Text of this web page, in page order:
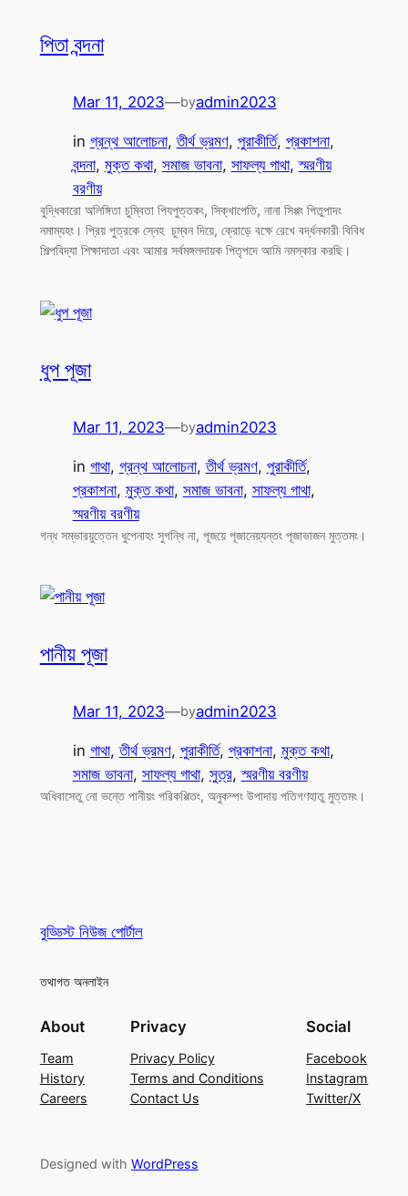
পিতা বন্দনা
Mar 11, 2023—byadmin2023
in গ্রন্থ আলোচনা, তীর্থ ভ্রমণ, পুরাকীর্তি, প্রকাশনা
বন্দনা, মুক্ত কথা, সমাজ ভাবনা, সাফল্য গাথা, স্মরণীয়
বরণীয়
বুদ্ধিকারো অলিঙ্গিতা চুম্বিতা পিযপুত্তকং, সিক্খাপেতি, নানা সিপ্পং পিতুপাদং
নমাম্যহং। প্রিয় পুত্রকে স্নেহ চুম্বন দিয়ে, ক্রোড়ে বক্ষে রেখে বর্দ্ধনকারী বিবিধ
শিল্পবিদ্যা শিক্ষাদাতা এবং আমার সর্বমঙ্গলদায়ক পিতৃপদে আমি নমস্কার করছি।
ধুপ পূজা
Mar 11, 2023—byadmin2023
in গাথা, গ্রন্থ আলোচনা, তীর্থ ভ্রমণ, পুরাকীর্তি
প্রকাশনা, মুক্ত কথা, সমাজ ভাবনা, সাফল্য গাথা
স্মরণীয় বরণীয়
গন্ধ সম্ভারয়ুত্তেন ধুপেনাহং সুগন্ধি না, পূজয়ে পূজানেয়্যন্তং পূজাভাজন মুত্তমং।
পানীয় পূজা
Mar 11, 2023—byadmin2023
in গাথা, তীর্থ ভ্রমণ, পুরাকীর্তি, প্রকাশনা, মুক্ত কথা
সমাজ ভাবনা, সাফল্য গাথা, সুত্র, স্মরণীয় বরণীয়
অধিবাসেতু নো ভন্তে পানীয়ং পরিকপ্পিতং, অনুকম্পং উপাদায় পতিগণহাতু মুত্তমং।
বুড্ডিস্ট নিউজ পোর্টাল
তথাগত অনলাইন
About
Team
History
Careers
Privacy
Privacy Policy
Terms and Conditions
Contact Us
Social
Facebook
Instagram
Twitter/X
Designed with WordPress